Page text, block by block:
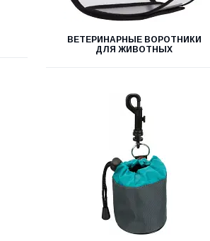
ВЕТЕРИНАРНЫЕ ВОРОТНИКИ
ДЛЯ ЖИВОТНЫХ